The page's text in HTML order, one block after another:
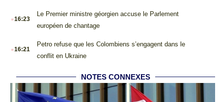
.16:23
Le Premier ministre géorgien accuse le Parlement
européen de chantage
.16:21
Petro refuse que les Colombiens s’engagent dans le
conflit en Ukraine
NOTES CONNEXES